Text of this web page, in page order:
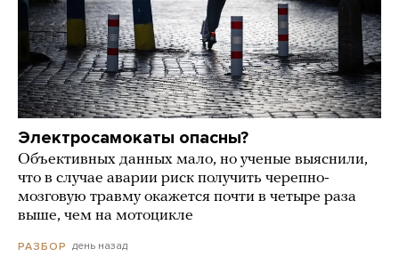
Электросамокаты опасны?
Объективных данных мало, но ученые выяснили,
что в случае аварии риск получить черепно-
мозговую травму окажется почти в четыре раза
выше, чем на мотоцикле
РАЗБОР день назад